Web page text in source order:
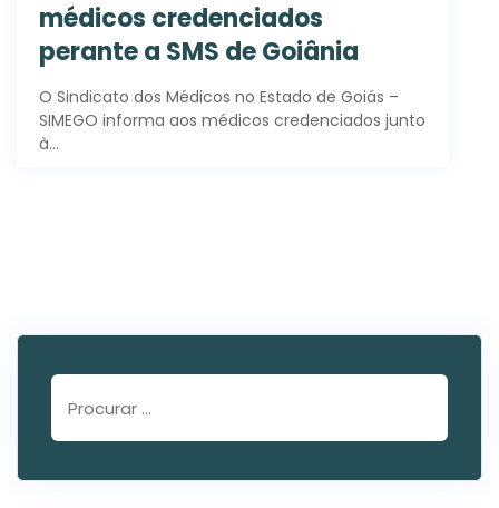
médicos credenciados
perante a SMS de Goiânia
O Sindicato dos Médicos no Estado de Goiás –
SIMEGO informa aos médicos credenciados junto
à…